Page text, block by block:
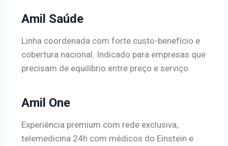
Amil Saúde
Linha coordenada com forte custo-benefício e
cobertura nacional. Indicado para empresas que
precisam de equilíbrio entre preço e serviço.
Amil One
Experiência premium com rede exclusiva,
telemedicina 24h com médicos do Einstein e